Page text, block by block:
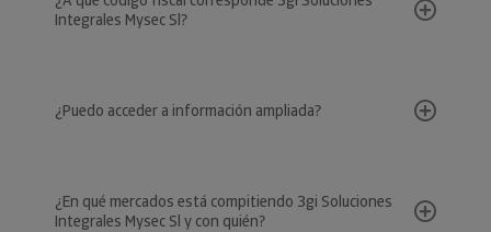
Integrales Mysec Sl?
¿Puedo acceder a información ampliada?
¿En qué mercados está compitiendo 3gi Soluciones
Integrales Mysec Sl y con quién?